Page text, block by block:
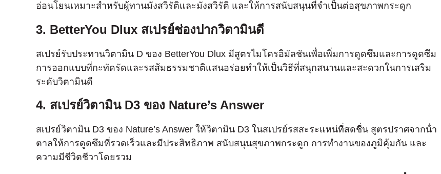
อ่อนโยนเหมาะสําหรับผู้ทานมังสวิรัติและมังสวิรัติ และให้การสนับสนุนที่จําเป็นต่อสุขภาพกระดูก
3. BetterYou Dlux สเปรย์ช่องปากวิตามินดี
สเปรย์รับประทานวิตามิน D ของ BetterYou Dlux มีสูตรไมโครอิมัลชันเพื่อเพิ่มการดูดซึมและการดูดซึม
การออกแบบที่กะทัดรัดและรสส้มธรรมชาติแสนอร่อยทําให้เป็นวิธีที่สนุกสนานและสะดวกในการเสริม
ระดับวิตามินดี
4. สเปรย์วิตามิน D3 ของ Nature’s Answer
สเปรย์วิตามิน D3 ของ Nature’s Answer ให้วิตามิน D3 ในสเปรย์รสสะระแหน่ที่สดชื่น สูตรปราศจากน้ํา
ตาลให้การดูดซึมที่รวดเร็วและมีประสิทธิภาพ สนับสนุนสุขภาพกระดูก การทํางานของภูมิคุ้มกัน และ
ความมีชีวิตชีวาโดยรวม